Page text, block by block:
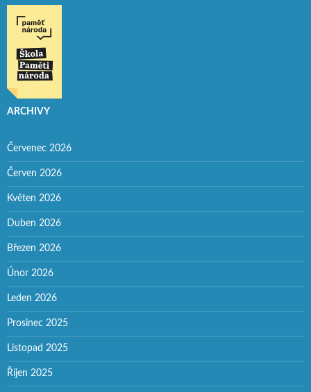
ARCHIVY
Červenec 2026
Červen 2026
Květen 2026
Duben 2026
Březen 2026
Únor 2026
Leden 2026
Prosinec 2025
Listopad 2025
Říjen 2025